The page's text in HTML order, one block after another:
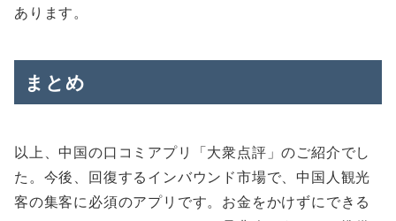
あります。
まとめ
以上、中国の口コミアプリ「大衆点評」のご紹介でし
た。 今後、回復するインバウンド市場で、中国人観光
客の集客に必須のアプリです。 お金をかけずにできる